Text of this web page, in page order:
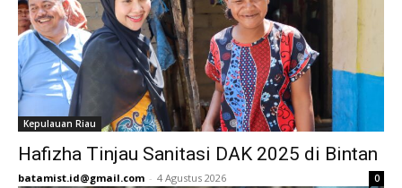
Kepulauan Riau
Hafizha Tinjau Sanitasi DAK 2025 di Bintan
batamist.id@gmail.com - 4 Agustus 2026 0